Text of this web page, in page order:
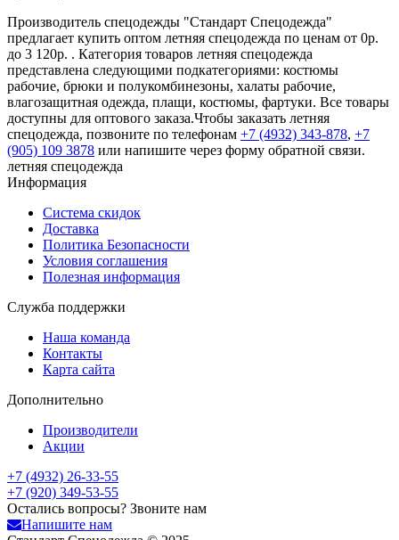
Производитель спецодежды "Стандарт Спецодежда"
предлагает купить оптом летняя спецодежда по ценам от 0р.
до 3 120р. . Категория товаров летняя спецодежда
представлена следующими подкатегориями: костюмы
рабочие, брюки и полукомбинезоны, халаты рабочие,
влагозащитная одежда, плащи, костюмы, фартуки. Все товары
доступны для оптового заказа.Чтобы заказать летняя
спецодежда, позвоните по телефонам +7 (4932) 343-878, +7
(905) 109 3878 или напишите через форму обратной связи.
летняя спецодежда
Информация
Система скидок
Доставка
Политика Безопасности
Условия соглашения
Полезная информация
Служба поддержки
Наша команда
Контакты
Карта сайта
Дополнительно
Производители
Акции
+7 (4932) 26-33-55
+7 (920) 349-53-55
Остались вопросы? Звоните нам
Напишите нам